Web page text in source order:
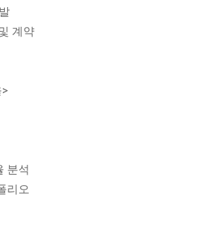
계약
분석
리오